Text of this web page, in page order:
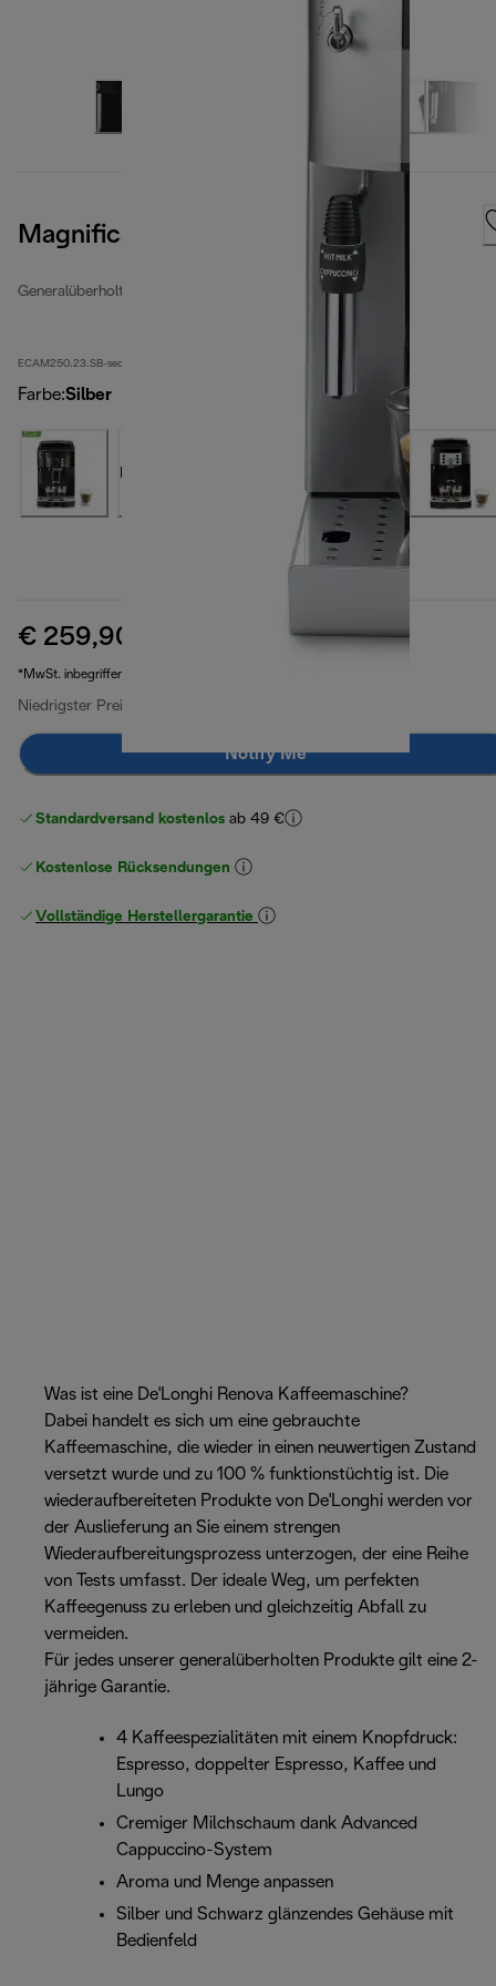
Magnifica S Smart
Generalüberholte Kaffeevollautomaten
ECAM250.23.SB-second
Farbe:Silber
€ 259,90 Originalpreis € 449,90
*MwSt. inbegriffen
Niedrigster Preis seit 30 Tagen
Notify Me
Standardversand kostenlos ab 49 €
Kostenlose Rücksendungen
Vollständige Herstellergarantie
Was ist eine De'Longhi Renova Kaffeemaschine?
Dabei handelt es sich um eine gebrauchte
Kaffeemaschine, die wieder in einen neuwertigen Zustand
versetzt wurde und zu 100 % funktionstüchtig ist. Die
wiederaufbereiteten Produkte von De'Longhi werden vor
der Auslieferung an Sie einem strengen
Wiederaufbereitungsprozess unterzogen, der eine Reihe
von Tests umfasst. Der ideale Weg, um perfekten
Kaffeegenuss zu erleben und gleichzeitig Abfall zu
vermeiden.
Für jedes unserer generalüberholten Produkte gilt eine 2-
jährige Garantie.
4 Kaffeespezialitäten mit einem Knopfdruck:
Espresso, doppelter Espresso, Kaffee und
Lungo
Cremiger Milchschaum dank Advanced
Cappuccino-System
Aroma und Menge anpassen
Silber und Schwarz glänzendes Gehäuse mit
Bedienfeld